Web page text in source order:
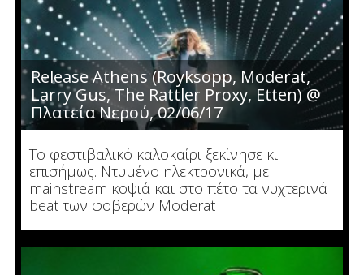
Release Athens (Royksopp, Moderat,
Larry Gus, The Rattler Proxy, Etten) @
Πλατεία Νερού, 02/06/17
Το φεστιβαλικό καλοκαίρι ξεκίνησε κι
επισήμως. Ντυμένο ηλεκτρονικά, με
mainstream κοψιά και στο πέτο τα νυχτερινά
beat των φοβερών Moderat